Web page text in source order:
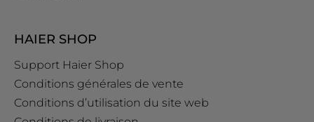
HAIER SHOP
Support Haier Shop
Conditions générales de vente
Conditions d’utilisation du site web